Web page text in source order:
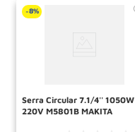
-8%
Serra Circular 7.1/4'' 1050W
220V M5801B MAKITA